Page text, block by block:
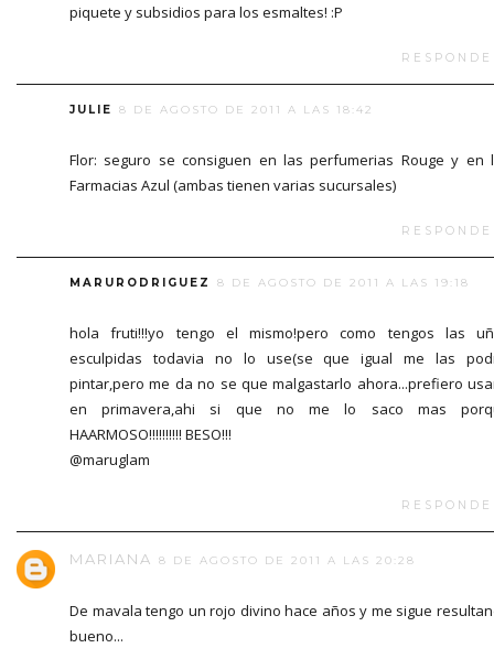
piquete y subsidios para los esmaltes! :P
JULIE 8 DE AGOSTO DE 2011 A LAS 18:42
Flor: seguro se consiguen en las perfumerias Rouge y en
Farmacias Azul (ambas tienen varias sucursales)
MARURODRIGUEZ 8 DE AGOSTO DE 2011 A LAS 19:18
hola fruti!!!yo tengo el mismo!pero como tengos las
esculpidas todavia no lo use(se que igual me las
pintar,pero me da no se que malgastarlo ahora...prefiero
en primavera,ahi si que no me lo saco mas
HAARMOSO!!!!!!!!!! BESO!!!
@maruglam
MARIANA 8 DE AGOSTO DE 2011 A LAS 20:28
De mavala tengo un rojo divino hace años y me sigue
bueno...